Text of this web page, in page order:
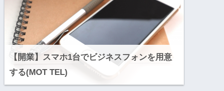
【開業】スマホ1台でビジネスフォンを用意
する(MOT TEL)